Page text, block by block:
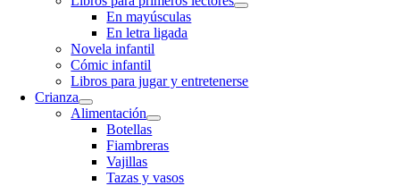
En mayúsculas
En letra ligada
Novela infantil
Cómic infantil
Libros para jugar y entretenerse
Crianza
Alimentación
Botellas
Fiambreras
Vajillas
Tazas y vasos